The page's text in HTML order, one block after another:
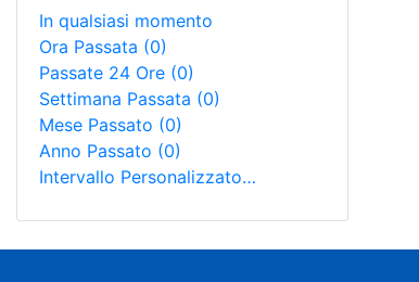
In qualsiasi momento
Ora Passata (0)
Passate 24 Ore (0)
Settimana Passata (0)
Mese Passato (0)
Anno Passato (0)
Intervallo Personalizzato…